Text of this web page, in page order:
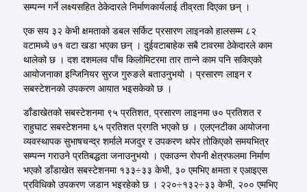
सम्पन्न गर्ने लक्ष्यसहित ठेकेदारले निर्माणकार्यलाई तीव्रता दिएका छन् ।
एक सय ३२ केभी क्षमताको डबल सर्किट प्रसारण लाइनको हालसम्म ८२
वटामध्ये ७१ वटा खडा भएका छन् । दुईवटाबाहेक सबै टावरमा ठेकेदारले काम
थालेको छ । दश दशमलव पाँच किलोमिटरमा तार तान्ने काम पनि सकिएको
आयोजनाका इन्जिनियर सुरज गुरुङले बताउनुभयो । प्रसारण लाइन र
सबस्टेशनको उपकरण आयात भइसकेको छ ।
डाँडाखेतको सबस्टेशनमा ९५ प्रतिशत, प्रसारण लाइनमा ७० प्रतिशत र
राहुघाट सबस्टेशनमा ६५ प्रतिशत प्रगति भएको छ । एलएनटीका आयोजना
व्यवस्थापक सुभाषचन्द्र शर्माले मजदुर र उपकरण थपेर तोकिएको समयभित्र
सम्पन्न गराउने प्रतिबद्धता जनाउनुभयो । एकाउन्न रोपनी क्षेत्रफलमा निर्माण
भएको डाँडाखेत सबस्टेशनमा १३३÷३३ केभी, ३० एमभिए क्षमता र एआइएस
प्रविधिको उपकरण जडान भइरहेको छ । २२०÷१३२÷३३ केभी, २०० एमभिए